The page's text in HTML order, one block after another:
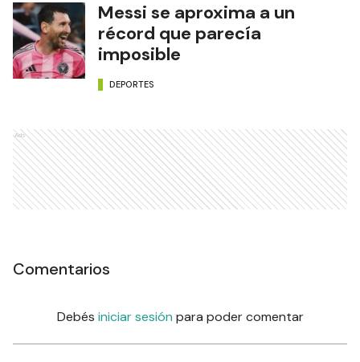
Messi se aproxima a un
récord que parecía
imposible
DEPORTES
Ads
Comentarios
Debés iniciar sesión para poder comentar